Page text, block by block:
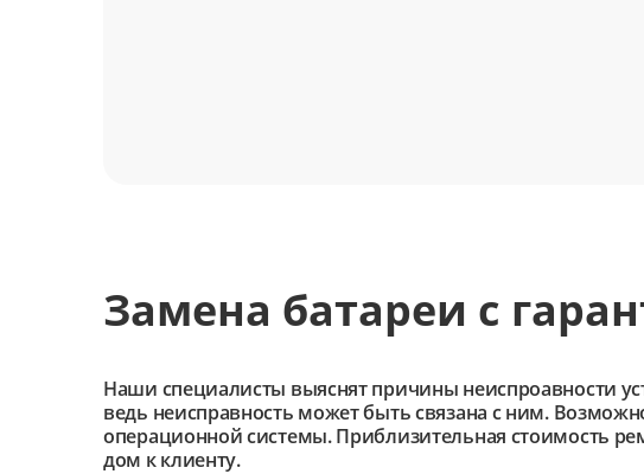
Замена батареи с
Наши специалисты выяснят причины неиспроавности
ведь неисправность может быть связана с ним.
операционной системы. Приблизительная стоимость
дом к клиенту.